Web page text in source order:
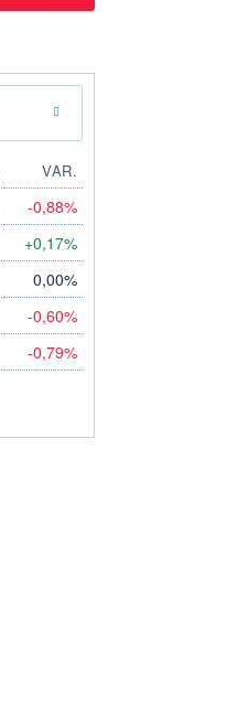
VAR.
-0,88%
+0,17%
0,00%
-0,60%
-0,79%